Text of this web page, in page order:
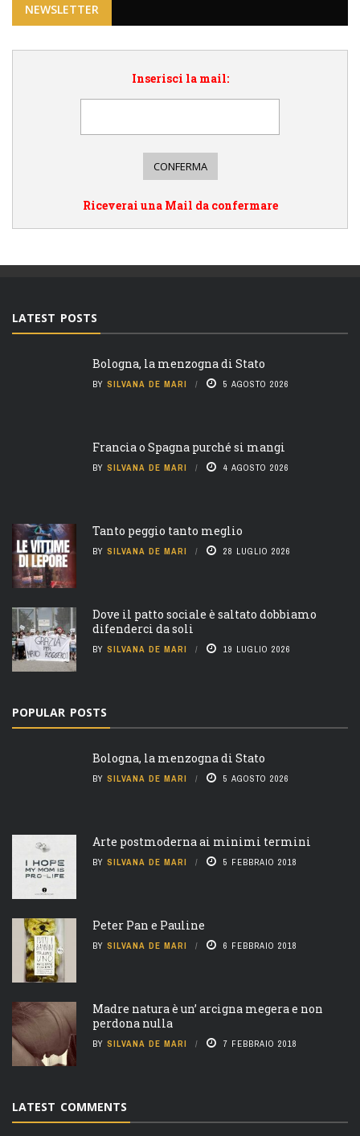
NEWSLETTER
Inserisci la mail:
Riceverai una Mail da confermare
LATEST POSTS
Bologna, la menzogna di Stato
BY SILVANA DE MARI 5 AGOSTO 2026
Francia o Spagna purché si mangi
BY SILVANA DE MARI 4 AGOSTO 2026
Tanto peggio tanto meglio
BY SILVANA DE MARI 28 LUGLIO 2026
Dove il patto sociale è saltato dobbiamo
difenderci da soli
BY SILVANA DE MARI 19 LUGLIO 2026
POPULAR POSTS
Bologna, la menzogna di Stato
BY SILVANA DE MARI 5 AGOSTO 2026
Arte postmoderna ai minimi termini
BY SILVANA DE MARI 5 FEBBRAIO 2018
Peter Pan e Pauline
BY SILVANA DE MARI 6 FEBBRAIO 2018
Madre natura è un’ arcigna megera e non
perdona nulla
BY SILVANA DE MARI 7 FEBBRAIO 2018
LATEST COMMENTS